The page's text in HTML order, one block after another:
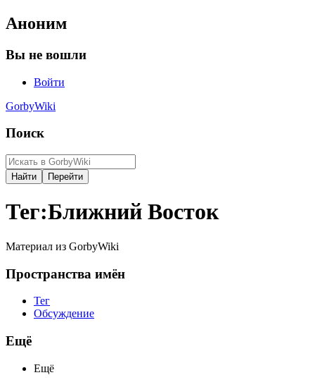
Аноним
Вы не вошли
Войти
GorbyWiki
Поиск
Тег:Ближний Восток
Материал из GorbyWiki
Пространства имён
Тег
Обсуждение
Ещё
Ещё